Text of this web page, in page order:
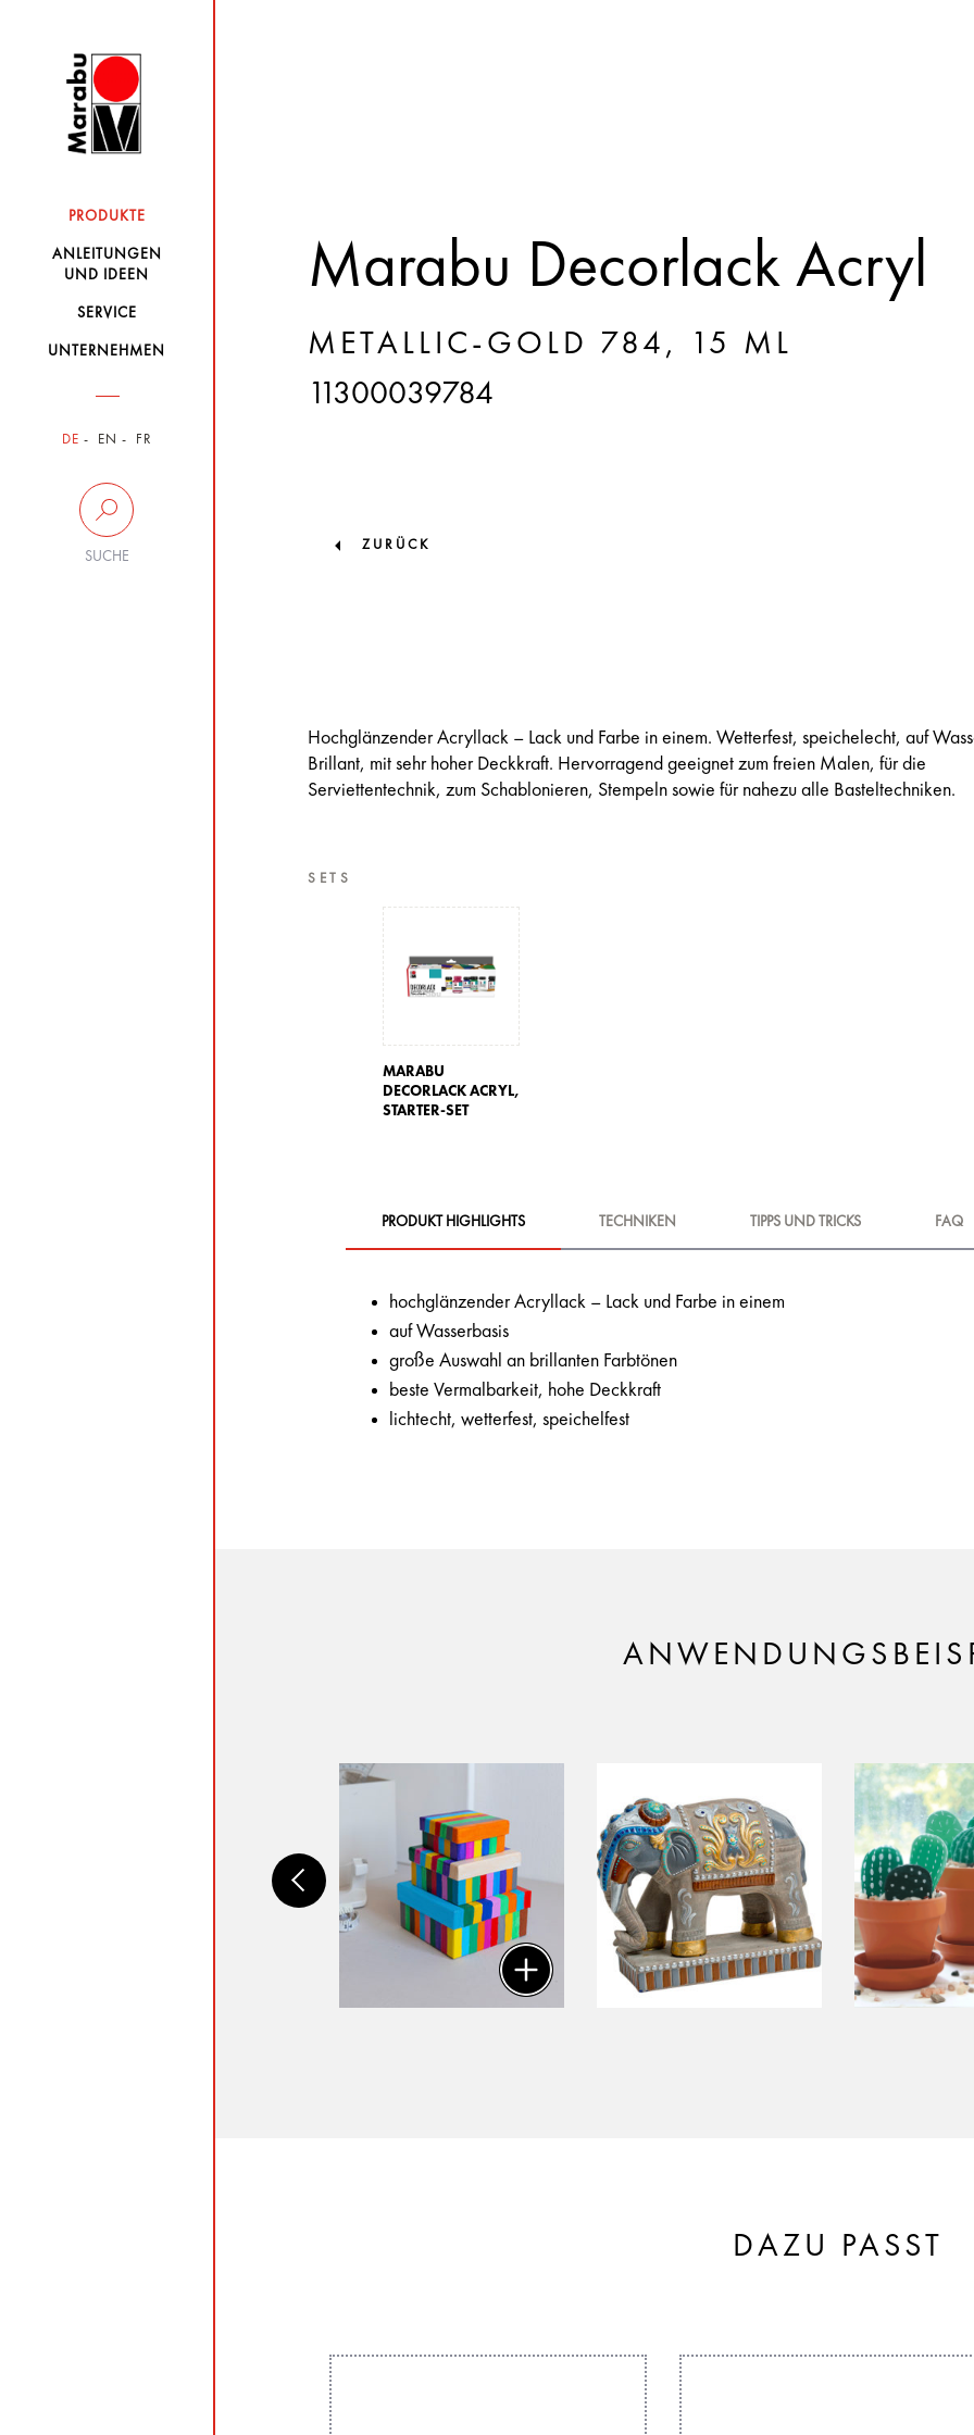
PRODUKTE
ANLEITUNGEN
UND IDEEN
SERVICE
UNTERNEHMEN
DE EN FR
SUCHE
Marabu Decorlack Acryl
METALLIC-GOLD 784, 15 ML
11300039784
ZURÜCK
Hochglänzender Acryllack – Lack und Farbe in einem. Wetterfest, speichelecht, auf
Brillant, mit sehr hoher Deckkraft. Hervorragend geeignet zum freien Malen, für die
Serviettentechnik, zum Schablonieren, Stempeln sowie für nahezu alle Basteltechniken.
SETS
MARABU
DECORLACK ACRYL,
STARTER-SET
PRODUKT HIGHLIGHTS TECHNIKEN TIPPS UND TRICKS FAQ
hochglänzender Acryllack – Lack und Farbe in einem
auf Wasserbasis
große Auswahl an brillanten Farbtönen
beste Vermalbarkeit, hohe Deckkraft
lichtecht, wetterfest, speichelfest
DAZU PASST